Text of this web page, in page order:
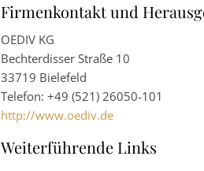
Firmenkontakt und
OEDIV KG
Bechterdisser Straße 10
33719 Bielefeld
Telefon: +49 (521) 26050-101
http://www.oediv.de
Weiterführende Links